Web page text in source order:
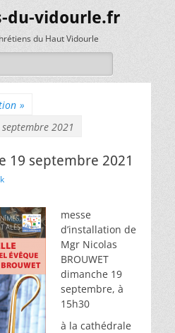
du-vidourle.fr
du Haut Vidourle
»
2021
19 septembre 2021
messe
d’installation de
Mgr Nicolas
BROUWET
dimanche 19
septembre, à
15h30
à la cathédrale